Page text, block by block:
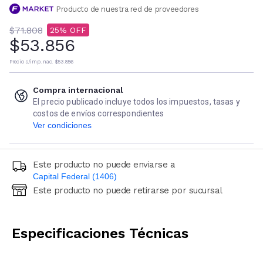
Producto de nuestra red de proveedores
$71.808 25
$53.856
Precio s/imp. nac. $53.856
Compra internacional
El precio publicado incluye todos los impuestos, tasas y
costos de envíos correspondientes
Ver condiciones
Este producto no puede enviarse a
Capital Federal (1406)
Ingresá código postal (sólo números)
Este producto no puede retirarse por sucursal
Especificaciones Técnicas